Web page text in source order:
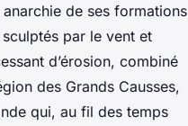
de ses formations
par le vent et
d’érosion, combiné
des Grands Causses,
qui, au fil des temps